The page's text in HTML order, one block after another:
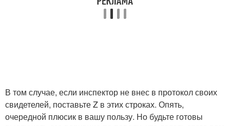
В том случае, если инспектор не внес в протокол своих
свидетелей, поставьте Z в этих строках. Опять,
очередной плюсик в вашу пользу. Но будьте готовы